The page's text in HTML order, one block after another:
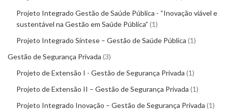
Projeto Integrado Gestão de Saúde Pública - “Inovação viável e
sustentável na Gestão em Saúde Pública” 1
Projeto Integrado Síntese – Gestão de Saúde Pública 1
Gestão de Segurança Privada 3
Projeto de Extensão I - Gestão de Segurança Privada 1
Projeto de Extensão II – Gestão de Segurança Privada 1
Projeto Integrado Inovação – Gestão de Segurança Privada 1